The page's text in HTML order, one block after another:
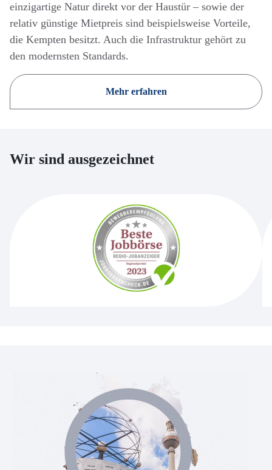
einzigartige Natur direkt vor der Haustür – sowie der
relativ günstige Mietpreis sind beispielsweise Vorteile,
die Kempten besitzt. Auch die Infrastruktur gehört zu
den modernsten Standards.
Mehr erfahren
Wir sind ausgezeichnet